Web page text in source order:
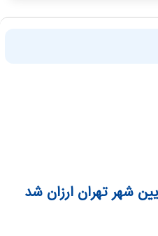
شهر تهران ارزان شد